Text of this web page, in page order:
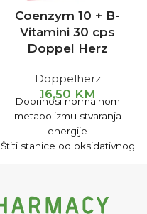
Coenzym 10 + B-
Vitamini 30 cps
Doppel Herz
Doppelherz
16,50 KM
Doprinosi normalnom
metabolizmu stvaranja
energije
Štiti stanice od oksidativnog
izdržljivost, moždane